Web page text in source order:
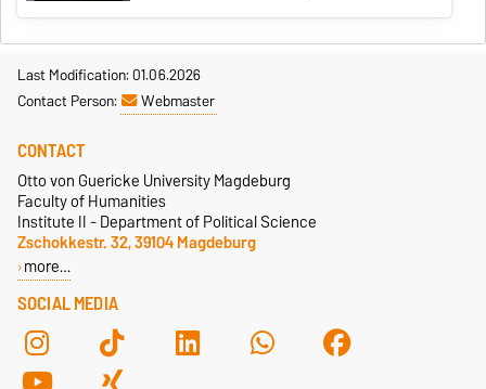
Last Modification: 01.06.2026
Contact Person:
Webmaster
SOCIAL MEDIA
CONTACT
Otto von Guericke University Magdeburg
Faculty of Humanities
Institute II - Department of Political Science
Zschokkestr. 32, 39104 Magdeburg
more…